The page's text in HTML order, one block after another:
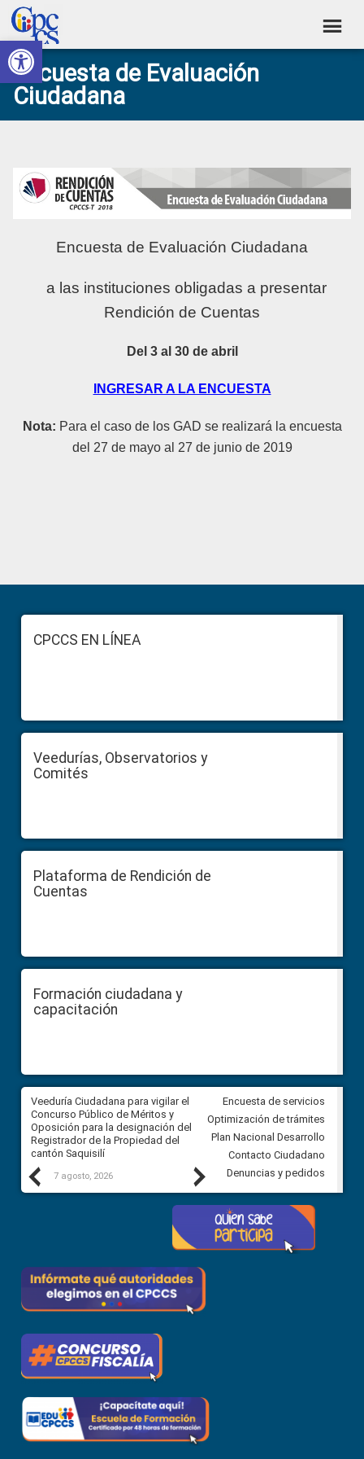
Abrir barra de herramientas
Skip
to
primary
navigation
Skip
to
main
content
Skip
to
primary
sidebar
Skip
to
footer
Consejo
de
Participación
Control
Social
Construyendo
Poder
Ciudadano
Encuesta de Evaluación
Ciudadana
Encuesta de Evaluación Ciudadana
a las instituciones obligadas a presentar
Rendición de Cuentas
Del 3 al 30 de abril
INGRESAR A LA ENCUESTA
Nota: Para el caso de los GAD se realizará la encuesta
del 27 de mayo al 27 de junio de 2019
Sidebar
FooterCPCCS EN LÍNEA
Veedurías, Observatorios y
Comités
Plataforma de Rendición de
Cuentas
Formación ciudadana y
capacitación
Previous
Veeduría Ciudadana para vigilar el
Concurso Público de Méritos y
Oposición para la designación del
Registrador de la Propiedad del
cantón Saquisilí
7 agosto, 2026
Veeduría Ciudadana para
construcción del asfaltado de
Ballenita del cantón Santa
7 agosto, 2026
Next
Encuesta de servicios
Optimización de trámites
Plan Nacional Desarrollo
Contacto Ciudadano
Denuncias y pedidos